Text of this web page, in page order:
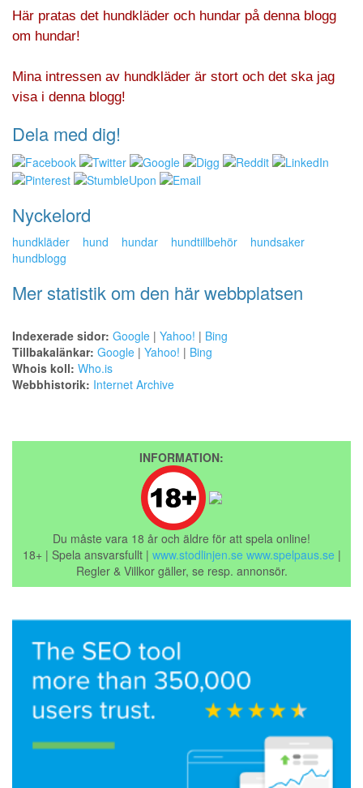
Här pratas det hundkläder och hundar på denna blogg
om hundar!
Mina intressen av hundkläder är stort och det ska jag
visa i denna blogg!
Dela med dig!
Nyckelord
hundkläder hund hundar hundtillbehör
hundsaker
hundblogg
Mer statistik om den här webbplatsen
Indexerade sidor: Google | Yahoo! | Bing
Tillbakalänkar: Google | Yahoo! | Bing
Whois koll: Who.is
Webbhistorik: Internet Archive
INFORMATION:
Du måste vara 18 år och äldre för att spela online!
18+ | Spela ansvarsfullt | www.stodlinjen.se www.spelpaus.se |
Regler & Villkor gäller, se resp. annonsör.